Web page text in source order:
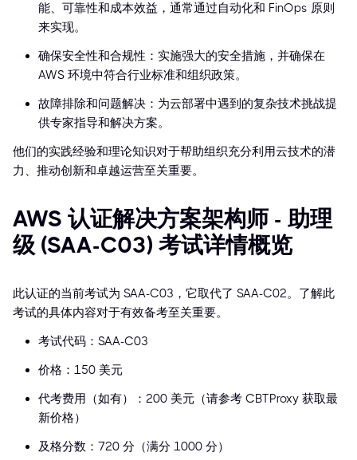
能、可靠性和成本效益，通常通过自动化和 FinOps 原则
来实现。
确保安全性和合规性：实施强大的安全措施，并确保在
AWS 环境中符合行业标准和组织政策。
故障排除和问题解决：为云部署中遇到的复杂技术挑战提
供专家指导和解决方案。
他们的实践经验和理论知识对于帮助组织充分利用云技术的潜
力、推动创新和卓越运营至关重要。
AWS 认证解决方案架构师 - 助理
级 (SAA-C03) 考试详情概览
此认证的当前考试为 SAA-C03，它取代了 SAA-C02。了解此
考试的具体内容对于有效备考至关重要。
考试代码：SAA-C03
价格：150 美元
代考费用（如有）：200 美元（请参考 CBTProxy 获取最
新价格）
及格分数：720 分（满分 1000 分）